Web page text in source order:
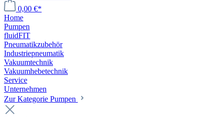
0,00 €*
Home
Pumpen
fluidFIT
Pneumatikzubehör
Industriepneumatik
Vakuumtechnik
Vakuumhebetechnik
Service
Unternehmen
Zur Kategorie Pumpen